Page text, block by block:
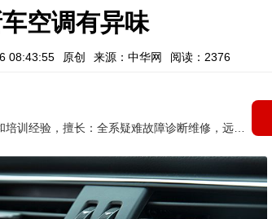
空调有异味
08:43:55 原创 来源：中华网 阅读：2376